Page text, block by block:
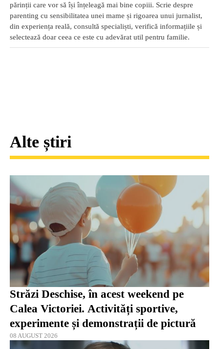
părinții care vor să își înțeleagă mai bine copiii. Scrie despre
parenting cu sensibilitatea unei mame și rigoarea unui jurnalist,
din experiența reală, consultă specialiști, verifică informațiile și
selectează doar ceea ce este cu adevărat util pentru familie.
Alte știri
Străzi Deschise, în acest weekend pe
Calea Victoriei. Activități sportive,
experimente și demonstrații de pictură
08 AUGUST 2026